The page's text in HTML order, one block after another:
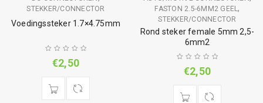
STEKKER/CONNECTOR
Voedingssteker 1.7×4.75mm
€2,50
FASTON 2.5-6MM2 GEEL,
STEKKER/CONNECTOR
Rond steker female 5mm 2,5-
6mm2
€2,50